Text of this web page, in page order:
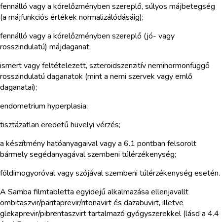
fennálló vagy a kórelőzményben szereplő, súlyos májbetegség
(a májfunkciós értékek normalizálódásáig);
fennálló vagy a kórelőzményben szereplő (jó- vagy
rosszindulatú) májdaganat;
ismert vagy feltételezett, szteroidszenzitív nemihormonfüggő
rosszindulatú daganatok (mint a nemi szervek vagy emlő
daganatai);
endometrium hyperplasia;
tisztázatlan eredetű hüvelyi vérzés;
a készítmény hatóanyagaival vagy a 6.1 pontban felsorolt
bármely segédanyagával szembeni túlérzékenység;
földimogyoróval vagy szójával szembeni túlérzékenység esetén.
A Samba filmtabletta egyidejű alkalmazása ellenjavallt
ombitaszvir/paritaprevir/ritonavirt és dazabuvirt, illetve
glekaprevir/pibrentaszvirt tartalmazó gyógyszerekkel (lásd a 4.4